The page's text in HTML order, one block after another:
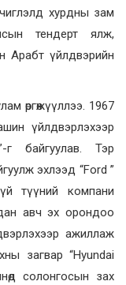
хурдны зам
тендерт ялж,
Арабт үйлдвэрийн
өргөжүүллээ. 1967
үйлдвэрлэхээр
г байгуулав. Тэр
эхлээд “Ford ”
түүний компани
авч эх орондоо
ажиллаж
загвар “Hyundai
солонгосын зах